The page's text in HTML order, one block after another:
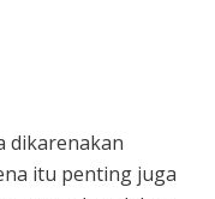
dikarenakan
itu penting juga